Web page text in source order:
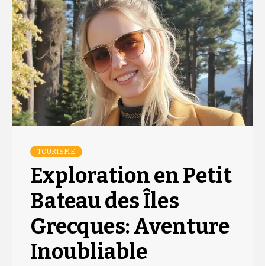
TOURISME
Exploration en Petit
Bateau des Îles
Grecques: Aventure
Inoubliable